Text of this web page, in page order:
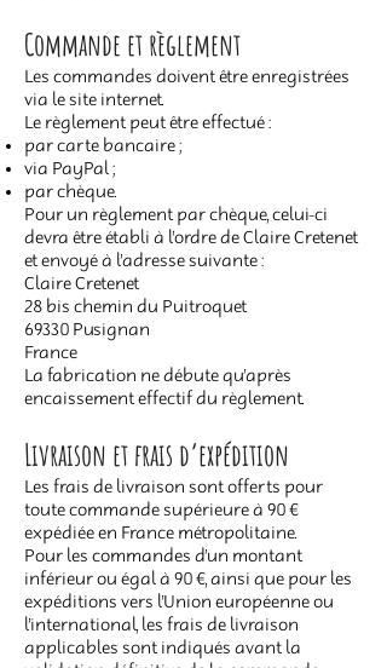
Commande et règlement
Les commandes doivent être enregistrées
via le site internet.
Le règlement peut être effectué :
par carte bancaire ;
via PayPal ;
par chèque.
Pour un règlement par chèque, celui-ci
devra être établi à l’ordre de Claire Cretenet
et envoyé à l’adresse suivante :
Claire Cretenet
28 bis chemin du Puitroquet
69330 Pusignan
France
La fabrication ne débute qu’après
encaissement effectif du règlement.
Livraison et frais d’expédition
Les frais de livraison sont offerts pour
toute commande supérieure à 90 €
expédiée en France métropolitaine.
Pour les commandes d’un montant
inférieur ou égal à 90 €, ainsi que pour les
expéditions vers l’Union européenne ou
l’international, les frais de livraison
applicables sont indiqués avant la